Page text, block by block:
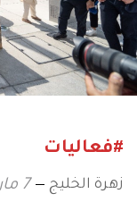
#فعاليات
زهرة الخليج 7 مارس 2022